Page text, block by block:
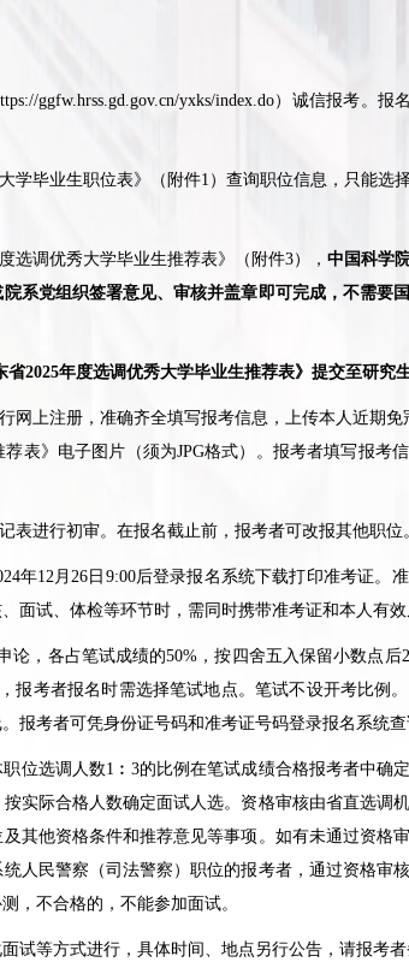
ggfw.hrss.gd.gov.cn/yxks/index.do）诚信报考。报
学毕业生职位表》（附件1 ）查询职位信息，只能选
选调优秀大学毕业生推荐表》（附件3）， 中国科学
系党组织签署意见、审核并盖章即可完成，不需要
省2025年度选调优秀大学毕业生推荐表》提交至研究
网上注册，准确齐全填写报考信息，上传本人近期免
表》电子图片（须为JPG格式）。报考者填写报考
表进行初审。在报名截止前，报考者可改报其他职位
年12月26 日 9:00后登录报名系统下载打印准考证。
面试、体检等环节时，需同时携带准考证和本人有效
论，各占笔试成绩的50% ，按四舍五入保留小数点后2
报考者报名时需选择笔试地点。笔试不设开考比例
报考者可凭身份证号码和准考证号码登录报名系统查
位选调人数1 ︰3的比例在笔试成绩合格报考者中确
实际合格人数确定面试人选。资格审核由省直选调
其他资格条件和推荐意见等事项。如有未通过资格
人民警察（司法警察）职位的报考者，通过资格审
，不合格的，不能参加面试。
等方式进行，具体时间、地点另行公告，请报考者